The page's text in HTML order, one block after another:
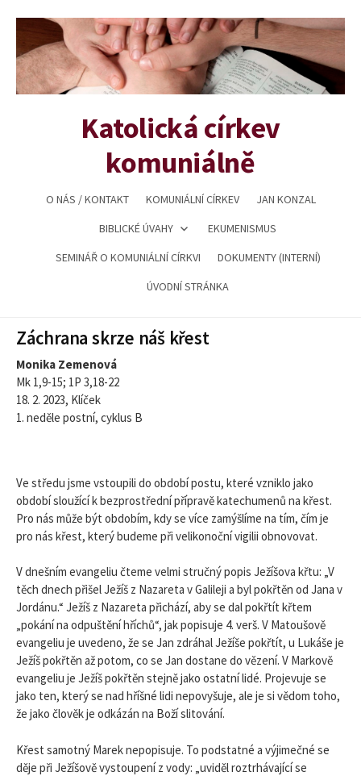
obsahu
webu
Katolická církev
komuniálně
O NÁS / KONTAKT KOMUNIÁLNÍ CÍRKEV
JAN KONZAL
BIBLICKÉ ÚVAHY
EKUMENISMUS
SEMINÁŘ O KOMUNIÁLNÍ CÍRKVI
DOKUMENTY (INTERNÍ)
ÚVODNÍ STRÁNKA
Záchrana skrze náš křest
Monika Zemenová
Mk 1,9-15; 1P 3,18-22
18. 2. 2023, Klíček
1. neděle postní, cyklus B
Ve středu jsme vstoupili do období postu, které vzniklo jako
období sloužící k bezprostřední přípravě katechumenů na křest.
Pro nás může být obdobím, kdy se více zamýšlíme na tím, čím je
pro nás křest, který budeme při velikonoční vigilii obnovovat.
V dnešním evangeliu čteme velmi stručný popis Ježíšova křtu: „V
těch dnech přišel Ježíš z Nazareta v Galileji a byl pokřtěn od Jana v
Jordánu.“ Ježíš z Nazareta přichází, aby se dal pokřtít křtem
„pokání na odpuštění hříchů“, jak popisuje 4. verš. V Matoušově
evangeliu je uvedeno, že se Jan zdráhal Ježíše pokřtít, u Lukáše je
Ježíš pokřtěn až potom, co se Jan dostane do vězení. V Markově
evangeliu je Ježíš pokřtěn stejně jako ostatní lidé. Projevuje se
jako ten, který se nad hříšné lidi nepovyšuje, ale je si vědom toho,
že jako člověk je odkázán na Boží slitování.
Křest samotný Marek nepopisuje. To podstatné a výjimečné se
děje při Ježíšově vystoupení z vody: „uviděl roztrhávající se